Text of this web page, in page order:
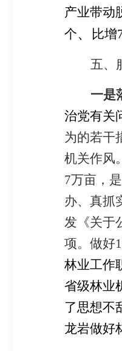
产业带动
个、 比增
五、
一是
治党有关
为的若干
机关作风。
7万亩，
办、真抓
发《关于
项。做好
林业工作
省级林业
了思想不
龙岩做好